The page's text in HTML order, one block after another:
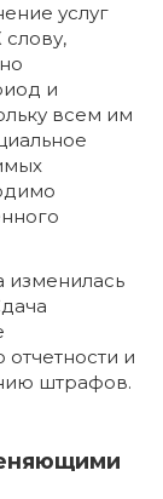
услуг
слову,
и
всем им
изменилась
отчетности и
штрафов.